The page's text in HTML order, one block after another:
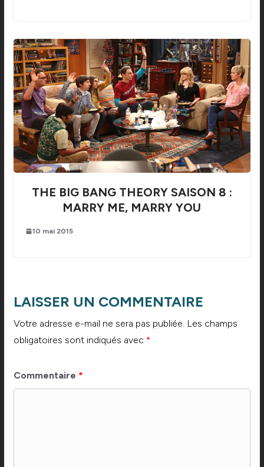
THE BIG BANG THEORY SAISON 8 :
MARRY ME, MARRY YOU
10 mai 2015
LAISSER UN COMMENTAIRE
Votre adresse e-mail ne sera pas publiée. Les champs
obligatoires sont indiqués avec *
Commentaire *